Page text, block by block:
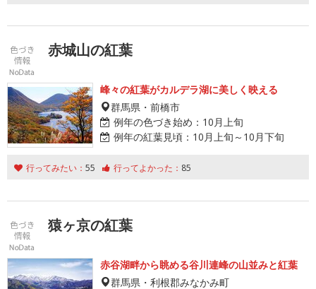
赤城山の紅葉
峰々の紅葉がカルデラ湖に美しく映える
群馬県・前橋市
例年の色づき始め： 10月上旬
例年の紅葉見頃： 10月上旬～10月下旬
行ってみたい： 55 行ってよかった： 85
猿ヶ京の紅葉
赤谷湖畔から眺める谷川連峰の山並みと紅葉
群馬県・利根郡みなかみ町